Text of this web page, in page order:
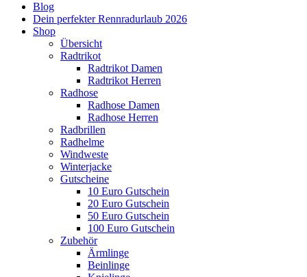
Blog
Dein perfekter Rennradurlaub 2026
Shop
Übersicht
Radtrikot
Radtrikot Damen
Radtrikot Herren
Radhose
Radhose Damen
Radhose Herren
Radbrillen
Radhelme
Windweste
Winterjacke
Gutscheine
10 Euro Gutschein
20 Euro Gutschein
50 Euro Gutschein
100 Euro Gutschein
Zubehör
Ärmlinge
Beinlinge